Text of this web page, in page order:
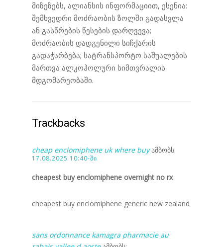
მიზეზებს, ალიანსის ინფორმაციით, ესენია:
შემხვედრი მოძრაობის ზოლში გადასვლა
ან გასწრების წესების დარღვევა;
მოძრაობის დადგენილი სიჩქარის
გადაჭარბება; სატრანსპორტო საშუალების
მართვა ალკოჰოლური სიმთვრალის
მდგომარეობაში.
Trackbacks
cheap enclomiphene uk where buy ამბობს:
17.08.2025 10:40-ში
cheapest buy enclomiphene overnight no rx
cheapest buy enclomiphene generic new zealand
sans ordonnance kamagra pharmacie au